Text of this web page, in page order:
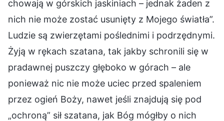
chowają w górskich jaskiniach – jednak żaden z
nich nie może zostać usunięty z Mojego światła”.
Ludzie są zwierzętami poślednimi i podrzędnymi.
Żyją w rękach szatana, tak jakby schronili się w
pradawnej puszczy głęboko w górach – ale
ponieważ nic nie może uciec przed spaleniem
przez ogień Boży, nawet jeśli znajdują się pod
„ochroną” sił szatana, jak Bóg mógłby o nich